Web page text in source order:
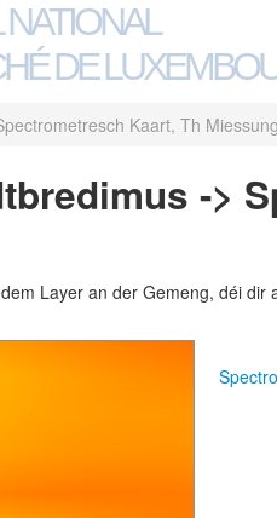
DE
Kaart, Th
->
Layer an der Gemeng, déi